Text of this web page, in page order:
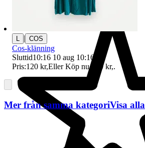
| COS
Cos-klänning
Sluttid10:16 10 aug 10:16
Pris:120 kr,Eller Köp nu 130 kr,.
Mer från samma kategoriVisa alla